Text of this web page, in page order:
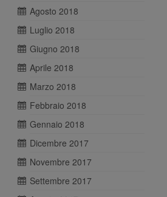
Agosto 2018
Luglio 2018
Giugno 2018
Aprile 2018
Marzo 2018
Febbraio 2018
Gennaio 2018
Dicembre 2017
Novembre 2017
Settembre 2017